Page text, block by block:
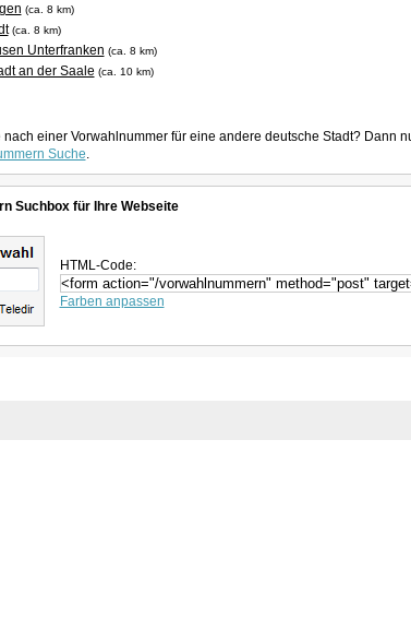
(ca. 8 km)
(ca. 8 km)
Unterfranken (ca. 8 km)
an der Saale (ca. 10 km)
einer Vorwahlnummer für eine andere deutsche Stadt? Dann
Suche.
Suchbox für Ihre Webseite
HTML-Code:
Farben anpassen